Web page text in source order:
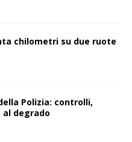
chilometri su due ruote
Polizia: controlli,
degrado